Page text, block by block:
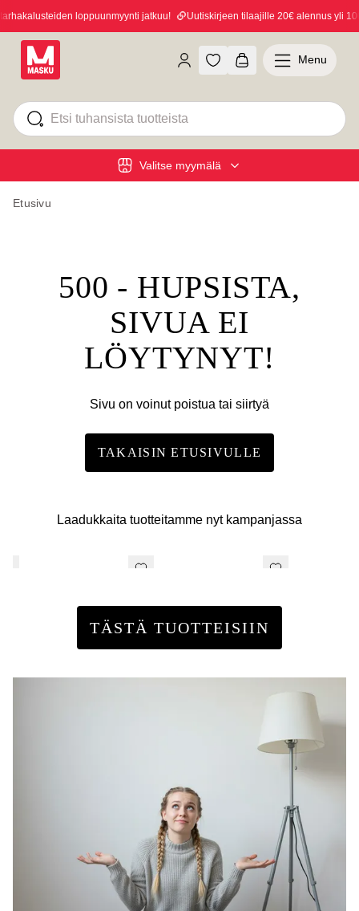
loppuunmyynti jatkuu! Uutiskirjeen tilaajille 20€ alennus yli
Valitse myymälä
Menu
Etusivu
500 - HUPSISTA,
SIVUA EI
LÖYTYNYT!
Sivu on voinut poistua tai siirtyä
TAKAISIN ETUSIVULLE
Laadukkaita tuotteitamme nyt kampanjassa
TÄSTÄ TUOTTEISIIN